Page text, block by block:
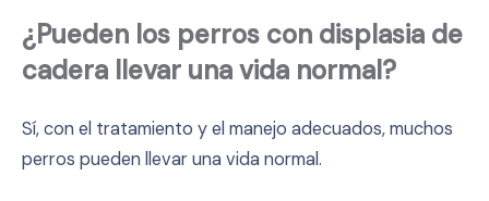
¿Pueden los perros con displasia de
cadera llevar una vida normal?
Sí, con el tratamiento y el manejo adecuados, muchos
perros pueden llevar una vida normal.